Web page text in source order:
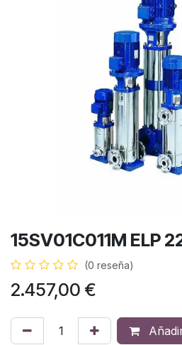
15SV01C011M ELP
(0 reseña)
2.457,00 €